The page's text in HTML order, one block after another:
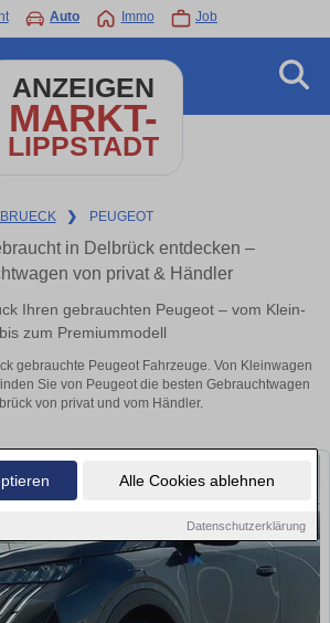
Alle Cookies ablehnen
Datenschutzerklärung
Auto Immo Job
ANZEIGEN
MARKT-
LIPPSTADT
❯ PEUGEOT
in Delbrück entdecken –
von privat & Händler
Ihren gebrauchten Peugeot – vom Klein-
bis zum Premiummodell
gebrauchte Peugeot Fahrzeuge. Von Kleinwagen
Sie von Peugeot die besten Gebrauchtwagen
von privat und vom Händler.